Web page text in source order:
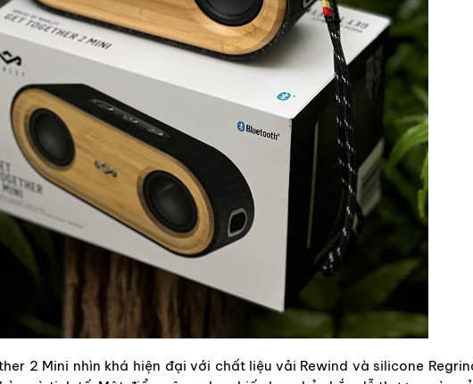
2 Mini nhìn khá hiện đại với chất liệu vải Rewind và silicone